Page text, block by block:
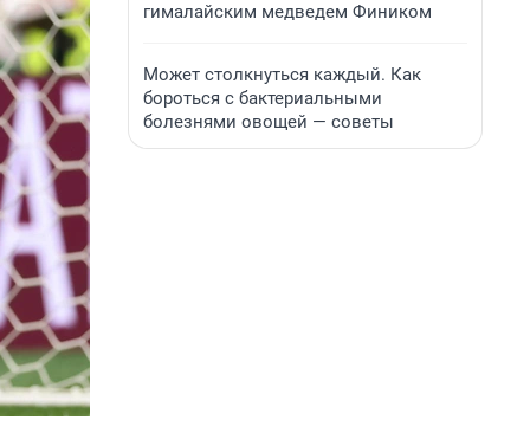
гималайским медведем Фиником
Может столкнуться каждый. Как
бороться с бактериальными
болезнями овощей — советы